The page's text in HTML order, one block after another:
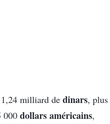
1,24 milliard de dinars, plus
000 dollars américains,